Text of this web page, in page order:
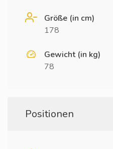
Größe (in cm)
178
Gewicht (in kg)
78
Positionen